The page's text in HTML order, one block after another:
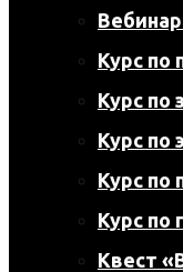
Курс по
Курс по
Курс по
Курс по
Курс по
Квест